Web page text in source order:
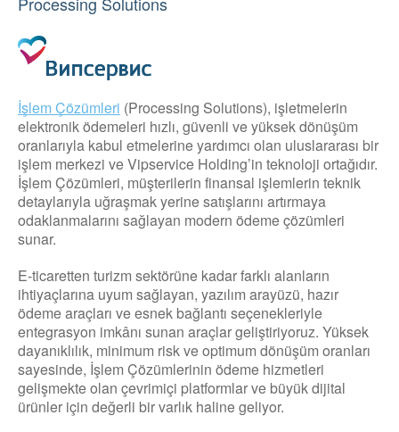
İşlem Çözümleri (Processing Solutions), işletmelerin
elektronik ödemeleri hızlı, güvenli ve yüksek dönüşüm
oranlarıyla kabul etmelerine yardımcı olan uluslararası bir
işlem merkezi ve Vipservice Holding’in teknoloji ortağıdır.
İşlem Çözümleri, müşterilerin finansal işlemlerin teknik
detaylarıyla uğraşmak yerine satışlarını artırmaya
odaklanmalarını sağlayan modern ödeme çözümleri
sunar.
E-ticaretten turizm sektörüne kadar farklı alanların
ihtiyaçlarına uyum sağlayan, yazılım arayüzü, hazır
ödeme araçları ve esnek bağlantı seçenekleriyle
entegrasyon imkânı sunan araçlar geliştiriyoruz. Yüksek
dayanıklılık, minimum risk ve optimum dönüşüm oranları
sayesinde, İşlem Çözümlerinin ödeme hizmetleri
gelişmekte olan çevrimiçi platformlar ve büyük dijital
ürünler için değerli bir varlık haline geliyor.